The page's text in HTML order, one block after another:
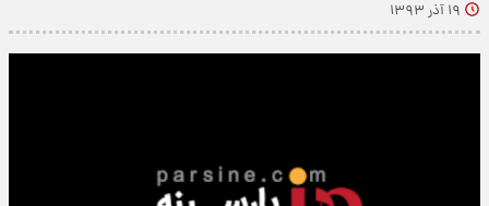
۱۹ آذر ۱۳۹۳